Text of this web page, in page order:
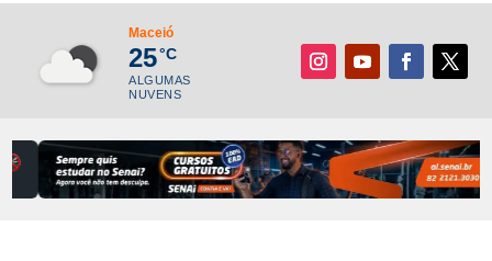
Maceió
25°C
ALGUMAS
NUVENS